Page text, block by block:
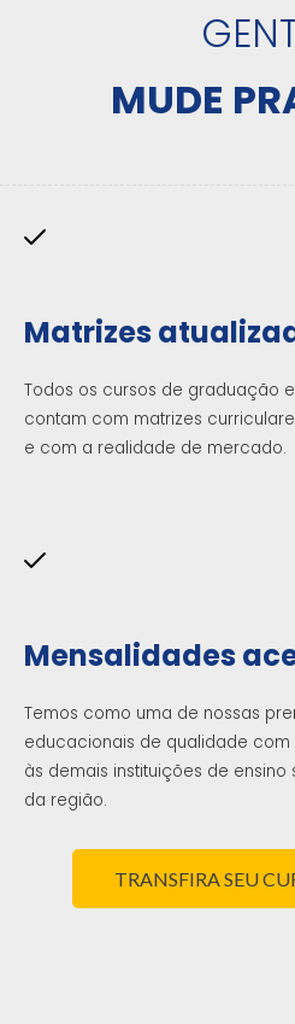
MUDE
Matrizes
Todos os cursos de graduação
contam com matrizes
e com a realidade de mercado.
Mensalidades
Temos como uma de nossas
educacionais de qualidade
às demais instituições de ensino
da região.
TRANSFIRA SEU